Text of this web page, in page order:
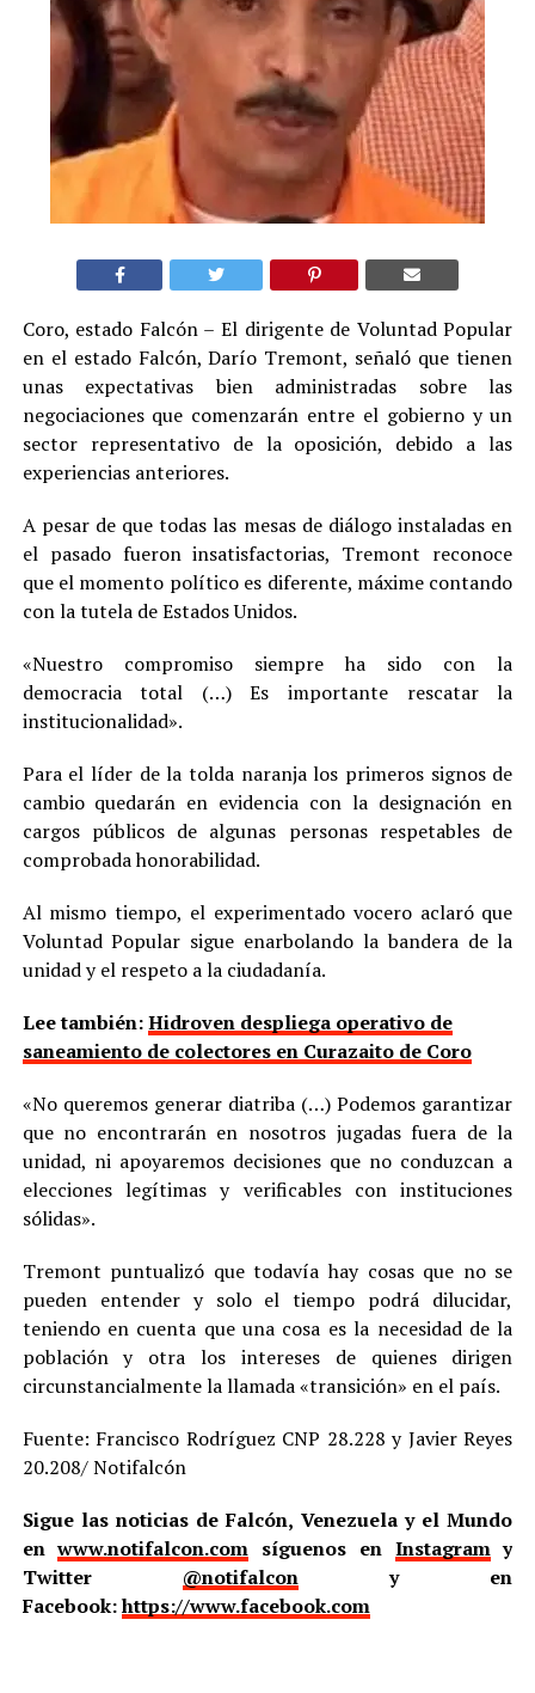
Coro, estado Falcón – El dirigente de Voluntad Popular
en el estado Falcón, Darío Tremont, señaló que tienen
unas expectativas bien administradas sobre las
negociaciones que comenzarán entre el gobierno y un
sector representativo de la oposición, debido a las
experiencias anteriores.
A pesar de que todas las mesas de diálogo instaladas en
el pasado fueron insatisfactorias, Tremont reconoce
que el momento político es diferente, máxime contando
con la tutela de Estados Unidos.
«Nuestro compromiso siempre ha sido con la
democracia total (…) Es importante rescatar la
institucionalidad».
Para el líder de la tolda naranja los primeros signos de
cambio quedarán en evidencia con la designación en
cargos públicos de algunas personas respetables de
comprobada honorabilidad.
Al mismo tiempo, el experimentado vocero aclaró que
Voluntad Popular sigue enarbolando la bandera de la
unidad y el respeto a la ciudadanía.
Lee también:Hidroven despliega operativo de
saneamiento de colectores en Curazaito de Coro
«No queremos generar diatriba (…) Podemos garantizar
que no encontrarán en nosotros jugadas fuera de la
unidad, ni apoyaremos decisiones que no conduzcan a
elecciones legítimas y verificables con instituciones
sólidas».
Tremont puntualizó que todavía hay cosas que no se
pueden entender y solo el tiempo podrá dilucidar,
teniendo en cuenta que una cosa es la necesidad de la
población y otra los intereses de quienes dirigen
circunstancialmente la llamada «transición» en el país.
Fuente: Francisco Rodríguez CNP 28.228 y Javier Reyes
20.208/ Notifalcón
Sigue las noticias de Falcón, Venezuela y el Mundo
enwww.notifalcon.com síguenos en Instagramy
Twitter @notifalcony en
Facebook:https://www.facebook.com